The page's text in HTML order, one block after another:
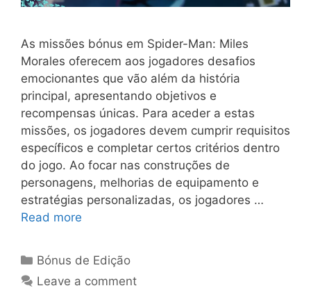
As missões bónus em Spider-Man: Miles
Morales oferecem aos jogadores desafios
emocionantes que vão além da história
principal, apresentando objetivos e
recompensas únicas. Para aceder a estas
missões, os jogadores devem cumprir requisitos
específicos e completar certos critérios dentro
do jogo. Ao focar nas construções de
personagens, melhorias de equipamento e
estratégias personalizadas, os jogadores …
Read more
Categories
Bónus de Edição
Leave a comment